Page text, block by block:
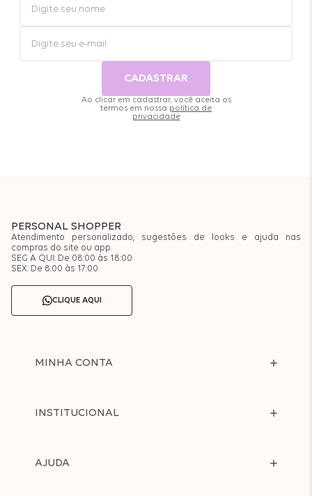
CADASTRAR
Ao clicar em cadastrar, você aceita os
termos em nossa política de
privacidade
PERSONAL SHOPPER
Atendimento personalizado, sugestões de looks e ajuda nas
compras do site ou app.
SEG A QUI: De 08:00 às 18:00
SEX: De 8:00 às 17:00
CLIQUE AQUI
MINHA CONTA
INSTITUCIONAL
AJUDA